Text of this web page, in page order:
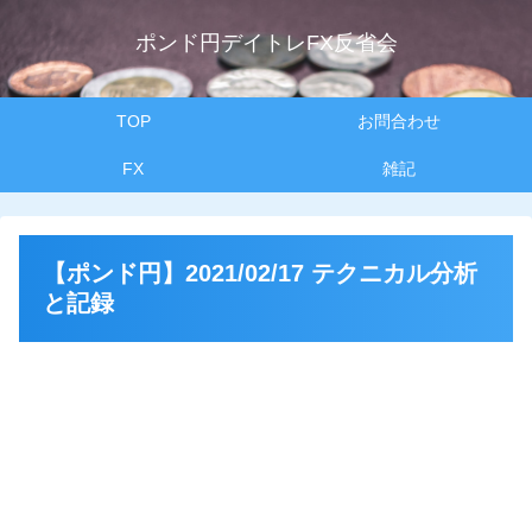
ポンド円デイトレFX反省会
TOP お問合わせ
FX 雑記
【ポンド円】2021/02/17 テクニカル分析
と記録